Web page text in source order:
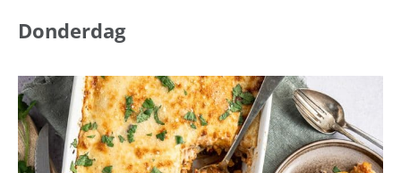
Donderdag